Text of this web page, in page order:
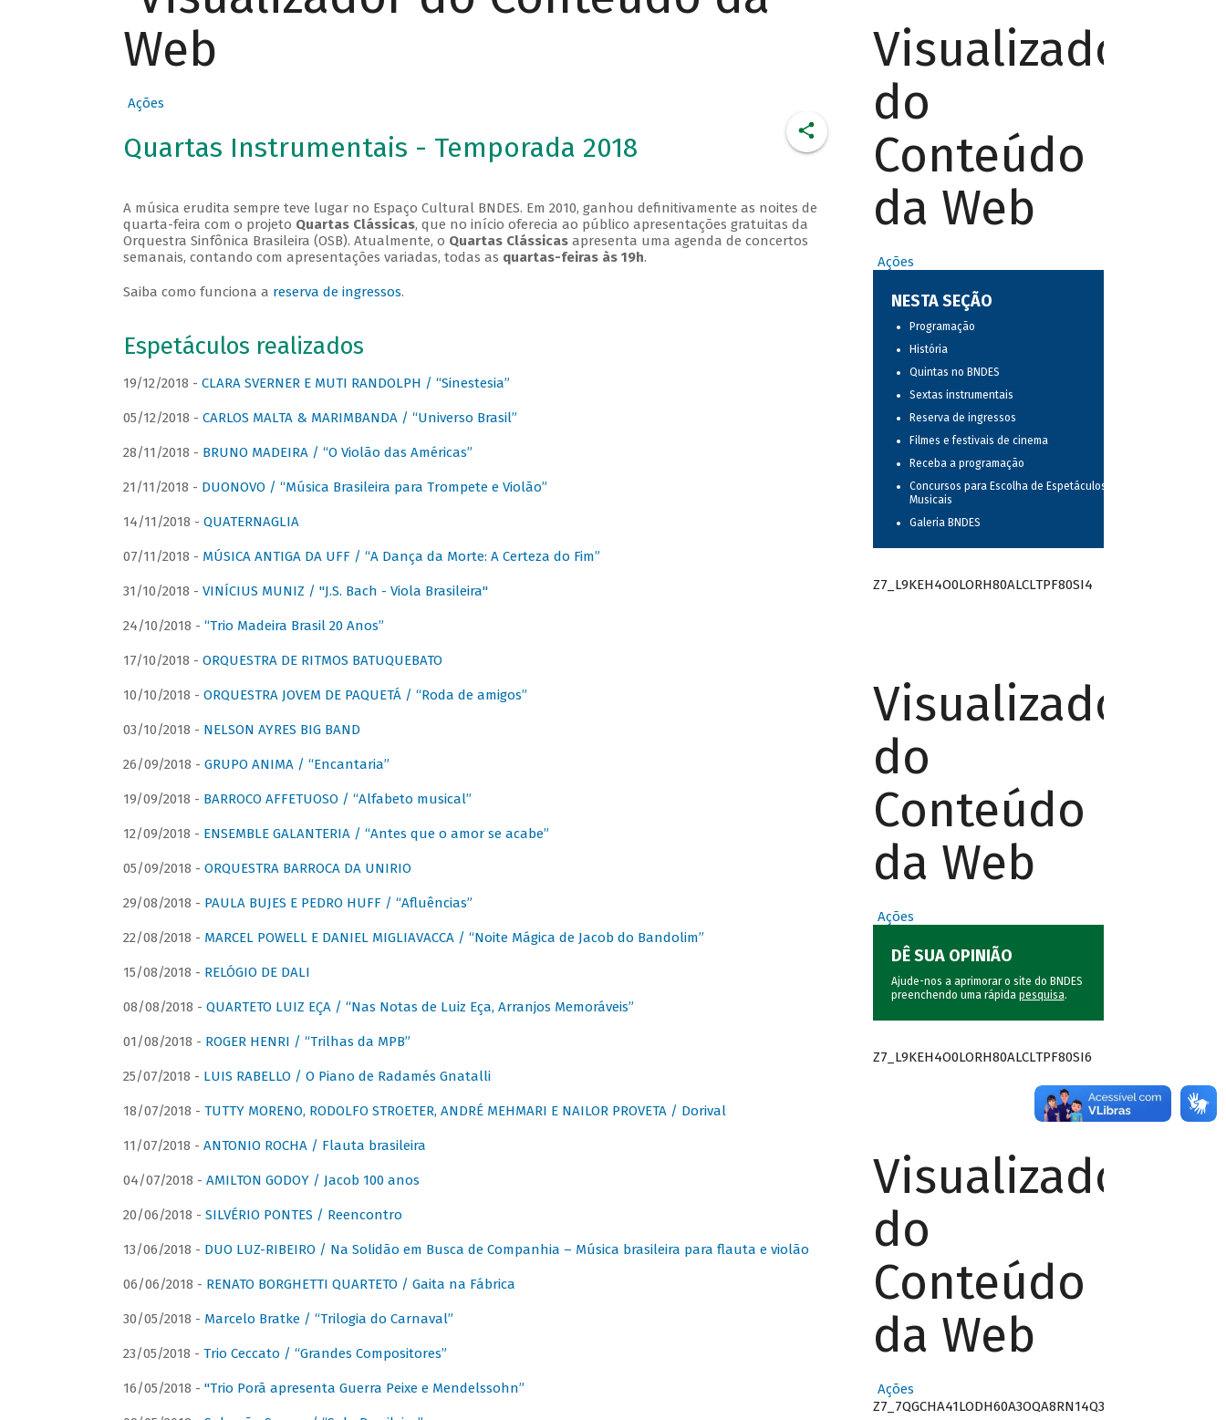
Web
Ações
Quartas Instrumentais - Temporada 2018
A música erudita sempre teve lugar no Espaço Cultural BNDES. Em 2010, ganhou definitivamente as noites de
quarta-feira com o projeto Quartas Clássicas, que no início oferecia ao público apresentações gratuitas da
Orquestra Sinfônica Brasileira (OSB). Atualmente, o Quartas Clássicasapresenta uma agenda de concertos
semanais, contando com apresentações variadas, todas as quartas-feiras às 19h.
Saiba como funciona a reserva de ingressos.
Espetáculos realizados
19/12/2018 - CLARA SVERNER E MUTI RANDOLPH / “Sinestesia”
05/12/2018 - CARLOS MALTA & MARIMBANDA / “Universo Brasil”
28/11/2018 - BRUNO MADEIRA / “O Violão das Américas”
21/11/2018 - DUONOVO / “Música Brasileira para Trompete e Violão”
14/11/2018 - QUATERNAGLIA
07/11/2018 - MÚSICA ANTIGA DA UFF / “A Dança da Morte: A Certeza do Fim”
31/10/2018 - VINÍCIUS MUNIZ / "J.S. Bach - Viola Brasileira"
24/10/2018 - “Trio Madeira Brasil 20 Anos”
17/10/2018 - ORQUESTRA DE RITMOS BATUQUEBATO
10/10/2018 - ORQUESTRA JOVEM DE PAQUETÁ / “Roda de amigos”
03/10/2018 - NELSON AYRES BIG BAND
26/09/2018 - GRUPO ANIMA / “Encantaria”
19/09/2018 - BARROCO AFFETUOSO / “Alfabeto musical”
12/09/2018 - ENSEMBLE GALANTERIA / “Antes que o amor se acabe”
05/09/2018 - ORQUESTRA BARROCA DA UNIRIO
29/08/2018 - PAULA BUJES E PEDRO HUFF / “Afluências”
22/08/2018 - MARCEL POWELL E DANIEL MIGLIAVACCA / “Noite Mágica de Jacob do Bandolim”
15/08/2018 - RELÓGIO DE DALI
08/08/2018 - QUARTETO LUIZ EÇA / “Nas Notas de Luiz Eça, Arranjos Memoráveis”
01/08/2018 - ROGER HENRI / “Trilhas da MPB”
25/07/2018 - LUIS RABELLO / O Piano de Radamés Gnatalli
18/07/2018 - TUTTY MORENO, RODOLFO STROETER, ANDRÉ MEHMARI E NAILOR PROVETA / Dorival
11/07/2018 - ANTONIO ROCHA / Flauta brasileira
04/07/2018 - AMILTON GODOY / Jacob 100 anos
20/06/2018 - SILVÉRIO PONTES / Reencontro
13/06/2018 - DUO LUZ-RIBEIRO / Na Solidão em Busca de Companhia – Música brasileira para flauta e violão
06/06/2018 - RENATO BORGHETTI QUARTETO / Gaita na Fábrica
30/05/2018 - Marcelo Bratke / “Trilogia do Carnaval”
23/05/2018 - Trio Ceccato / “Grandes Compositores”
16/05/2018 - "Trio Porã apresenta Guerra Peixe e Mendelssohn”
Visualizador
do
Conteúdo
da Web
Ações
NESTA SEÇÃO
Programação
História
Quintas no BNDES
Sextas instrumentais
Reserva de ingressos
Filmes e festivais de cinema
Receba a programação
Concursos para Escolha de Espetáculos
Musicais
Galeria BNDES
Z7_L9KEH4O0LORH80ALCLTPF80SI4
Visualizador
do
Conteúdo
da Web
Ações
DÊ SUA OPINIÃO
Ajude-nos a aprimorar o site do BNDES
preenchendo uma rápida pesquisa.
Z7_L9KEH4O0LORH80ALCLTPF80SI6
Visualizador
do
Conteúdo
da Web
Ações
Z7_7QGCHA41LODH60A3OQA8RN14Q3